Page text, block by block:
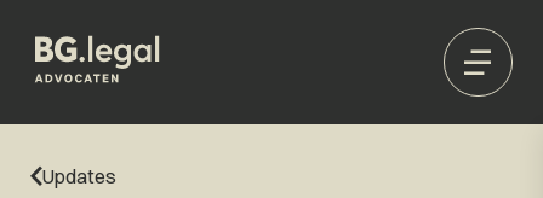
Updates